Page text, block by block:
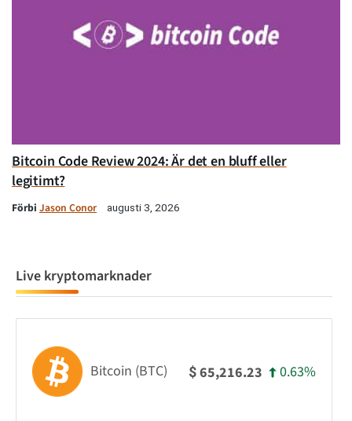
Bitcoin Code Review 2024: Är det en bluff eller
legitimt?
Förbi Jason Conor augusti 3, 2026
Live kryptomarknader
Bitcoin (BTC) $65,216.23 0.63%